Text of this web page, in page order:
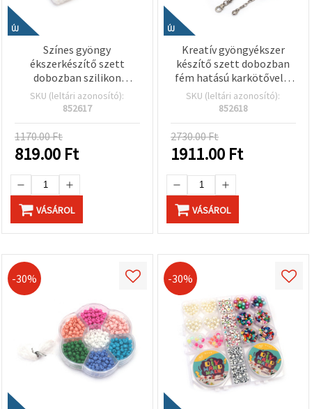
ÚJ
Színes gyöngy
ékszerkészítő szett
dobozban szilikon
elasztikus gumival –
vegyes formák és színek –
és DIY ékszerkészítéshez
SKU (leltári azonosító):
852617
1170.00 Ft
819.00 Ft
VÁSÁROL
ÚJ
Kreatív gyöngyékszer
készítő szett dobozban
fém hatású karkötővel –
Vegyes formák és színek
(ezüst színű/arany színű)
SKU (leltári azonosító):
852618
2730.00 Ft
1911.00 Ft
VÁSÁROL
-30% -30%